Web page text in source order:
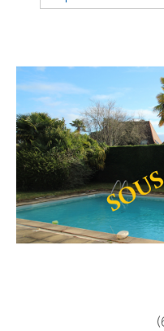
Surface
Surface
Pièces
Pièces
Référence